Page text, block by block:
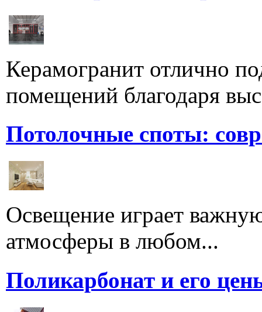
Керамогранит отлично
помещений благодаря
Потолочные споты:
Освещение играет
атмосферы в любом...
Поликарбонат и его